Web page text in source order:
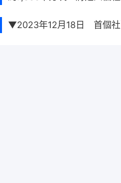
▼2023年12月18日 首個